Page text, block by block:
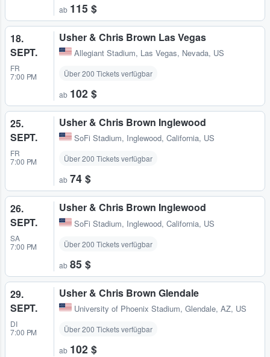
ab 115 $
18.
SEPT.
FR
7:00 PM
Usher & Chris Brown Las Vegas
Allegiant Stadium, Las Vegas, Nevada, US
Über 200 Tickets verfügbar
ab 102 $
25.
SEPT.
FR
7:00 PM
Usher & Chris Brown Inglewood
SoFi Stadium, Inglewood, California, US
Über 200 Tickets verfügbar
ab 74 $
26.
SEPT.
SA
7:00 PM
Usher & Chris Brown Inglewood
SoFi Stadium, Inglewood, California, US
Über 200 Tickets verfügbar
ab 85 $
29.
SEPT.
DI
7:00 PM
Usher & Chris Brown Glendale
University of Phoenix Stadium, Glendale, AZ, US
Über 200 Tickets verfügbar
ab 102 $